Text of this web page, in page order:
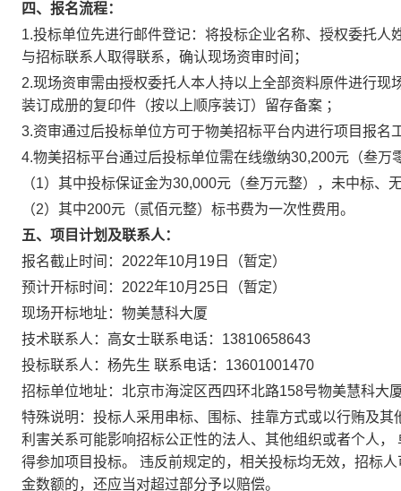
四、报名流程：
1.投标单位先进行邮件登记：将投标企业名称、授权委托
与招标联系人取得联系，确认现场资审时间；
2.现场资审需由授权委托人本人持以上全部资料原件进行
装订成册的复印件（按以上顺序装订）留存备案 ；
3.资审通过后投标单位方可于物美招标平台内进行项目报名
4.物美招标平台通过后投标单位需在线缴纳30,200元（叁万
（1）其中投标保证金为30,000元（叁万元整），未中标
（2）其中200元（贰佰元整）标书费为一次性费用。
五、项目计划及联系人：
报名截止时间：2022年10月19日（暂定）
预计开标时间：2022年10月25日（暂定）
现场开标地址：物美慧科大厦
技术联系人：高女士联系电话：13810658643
投标联系人：杨先生 联系电话：13601001470
招标单位地址：北京市海淀区西四环北路158号物美慧科大
特殊说明：投标人采用串标、围标、挂靠方式或以行贿及
利害关系可能影响招标公正性的法人、其他组织或者个人
得参加项目投标。 违反前规定的，相关投标均无效，招标
金数额的，还应当对超过部分予以赔偿。